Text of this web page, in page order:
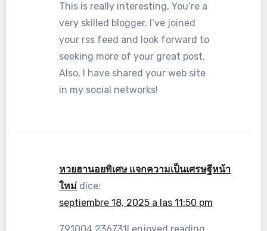
This is really interesting, You’re a
very skilled blogger. I’ve joined
your rss feed and look forward to
seeking more of your great post.
Also, I have shared your web site
in my social networks!
หวยฮานอยพิเศษ แจกความเป็นเศรษฐีหน้า
ใหม่ dice:
septiembre 18, 2025 a las 11:50 pm